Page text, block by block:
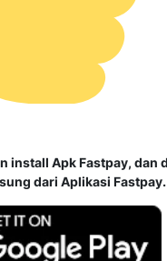
install Apk Fastpay, dan
dari Aplikasi Fastpay.